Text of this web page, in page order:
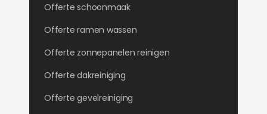
Offerte schoonmaak
Offerte ramen wassen
Offerte zonnepanelen reinigen
Offerte dakreiniging
Offerte gevelreiniging